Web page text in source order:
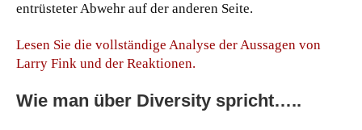
entrüsteter Abwehr auf der anderen Seite.
Lesen Sie die vollständige Analyse der Aussagen von
Larry Fink und der Reaktionen.
Wie man über Diversity spricht…..